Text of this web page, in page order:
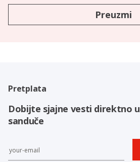
Preuzmi
Pretplata
Dobijte sjajne vesti direktno u
sanduče